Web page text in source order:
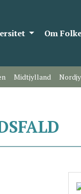
Om
Midtjylland